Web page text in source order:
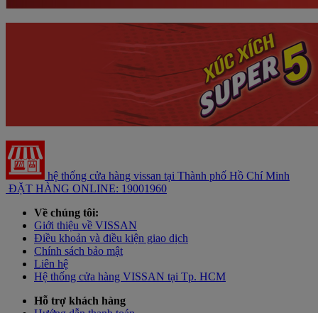
hệ thống cửa hàng vissan tại Thành phố Hồ Chí Minh
ĐẶT HÀNG ONLINE: 19001960
Về chúng tôi:
Giới thiệu về VISSAN
Điều khoản và điều kiện giao dịch
Chính sách bảo mật
Liên hệ
Hệ thống cửa hàng VISSAN tại Tp. HCM
Hỗ trợ khách hàng